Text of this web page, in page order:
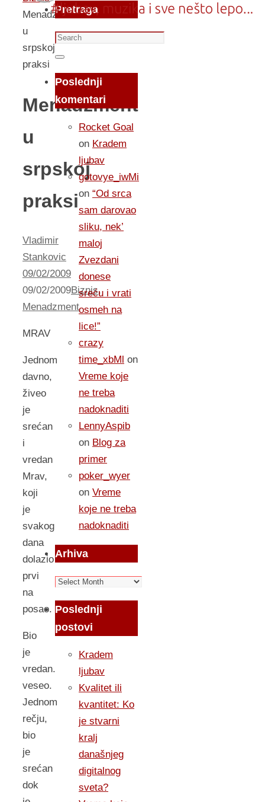
Menadzment
u
srpskoj
praksi
Menadzment
u
srpskoj
praksi
Vladimir
Stankovic
09/02/2009
09/02/2009Biznis,
Menadzment
MRAV
Jednom
davno,
živeo
je
srećan
i
vredan
Mrav,
koji
je
svakog
dana
dolazio
prvi
na
posao.
Bio
je
vredan.
veseo.
Jednom
rečju,
bio
je
srećan
dok
Pretraga
Search
for:
Search
Poslednji
komentari
Rocket Goal
on Kradem
ljubav
gotovye_iwMi
on “Od srca
sam darovao
sliku, nek’
maloj
Zvezdani
donese
sreću i vrati
osmeh na
lice!”
crazy
time_xbMl on
Vreme koje
ne treba
nadoknaditi
LennyAspib
on Blog za
primer
poker_wyer
on Vreme
koje ne treba
nadoknaditi
Arhiva
Arhiva
Poslednji
postovi
Kradem
ljubav
Kvalitet ili
kvantitet: Ko
je stvarni
kralj
današnjeg
digitalnog
sveta?